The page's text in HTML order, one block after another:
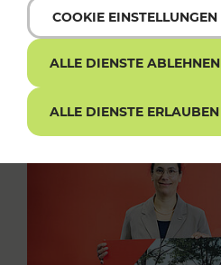
COOKIE EINSTELLUNGEN
ALLE DIENSTE ABLEHNEN
ALLE DIENSTE ERLAUBEN